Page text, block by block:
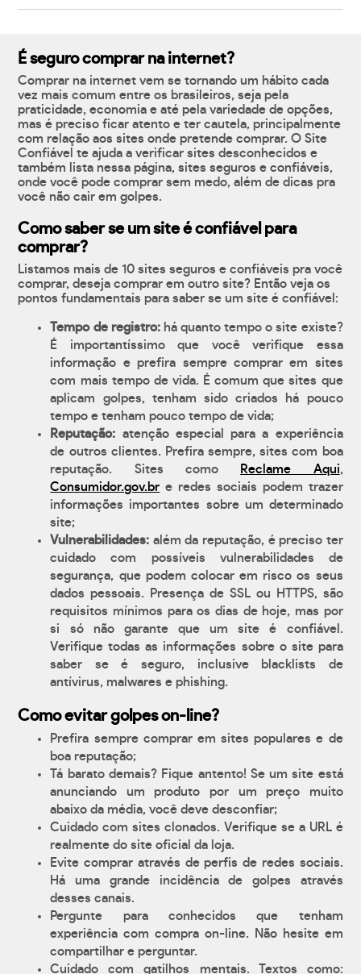
É seguro comprar na internet?
Comprar na internet vem se tornando um hábito cada
vez mais comum entre os brasileiros, seja pela
praticidade, economia e até pela variedade de opções,
mas é preciso ficar atento e ter cautela, principalmente
com relação aos sites onde pretende comprar. O Site
Confiável te ajuda a verificar sites desconhecidos e
também lista nessa página, sites seguros e confiáveis,
onde você pode comprar sem medo, além de dicas pra
você não cair em golpes.
Como saber se um site é confiável para
comprar?
Listamos mais de 10 sites seguros e confiáveis pra você
comprar, deseja comprar em outro site? Então veja os
pontos fundamentais para saber se um site é confiável:
Tempo de registro:há quanto tempo o site existe?
É importantíssimo que você verifique essa
informação e prefira sempre comprar em sites
com mais tempo de vida. É comum que sites que
aplicam golpes, tenham sido criados há pouco
tempo e tenham pouco tempo de vida;
Reputação: atenção especial para a experiência
de outros clientes. Prefira sempre, sites com boa
reputação. Sites como
Reclame Aqui,
Consumidor.gov.br e redes sociais podem trazer
informações importantes sobre um determinado
site;
Vulnerabilidades: além da reputação, é preciso ter
cuidado com possíveis vulnerabilidades de
segurança, que podem colocar em risco os seus
dados pessoais. Presença de SSL ou HTTPS, são
requisitos mínimos para os dias de hoje, mas por
si só não garante que um site é confiável.
Verifique todas as informações sobre o site para
saber se é seguro, inclusive blacklists de
antívirus, malwares e phishing.
Como evitar golpes on-line?
Prefira sempre comprar em sites populares e de
boa reputação;
Tá barato demais? Fique antento! Se um site está
anunciando um produto por um preço muito
abaixo da média, você deve desconfiar;
Cuidado com sites clonados. Verifique se a URL é
realmente do site oficial da loja.
Evite comprar através de perfis de redes sociais.
Há uma grande incidência de golpes através
desses canais.
Pergunte para conhecidos que tenham
experiência com compra on-line. Não hesite em
compartilhar e perguntar.
Cuidado com gatilhos mentais. Textos como: